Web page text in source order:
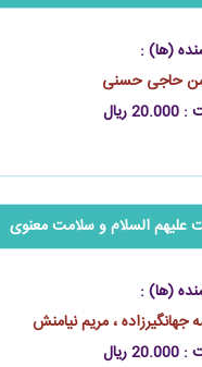
(ها) :
حاجی حسنی
ریال
السلام و سلامت معنوی
(ها) :
جهانگیرزاده ، مریم نیامنش
ریال